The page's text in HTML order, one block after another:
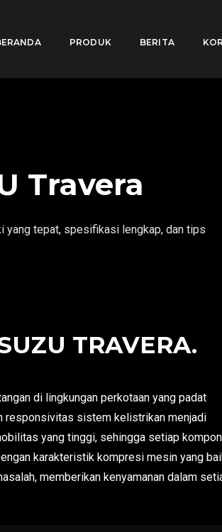
PRODUK BERITA
Travera
yang tepat, spesifikasi lengkap, dan tips
TRAVERA.
di lingkungan perkotaan yang padat
responsivitas sistem kelistrikan menjadi
yang tinggi, sehingga setiap
karakteristik kompresi mesin yang
memberikan kenyamanan dalam